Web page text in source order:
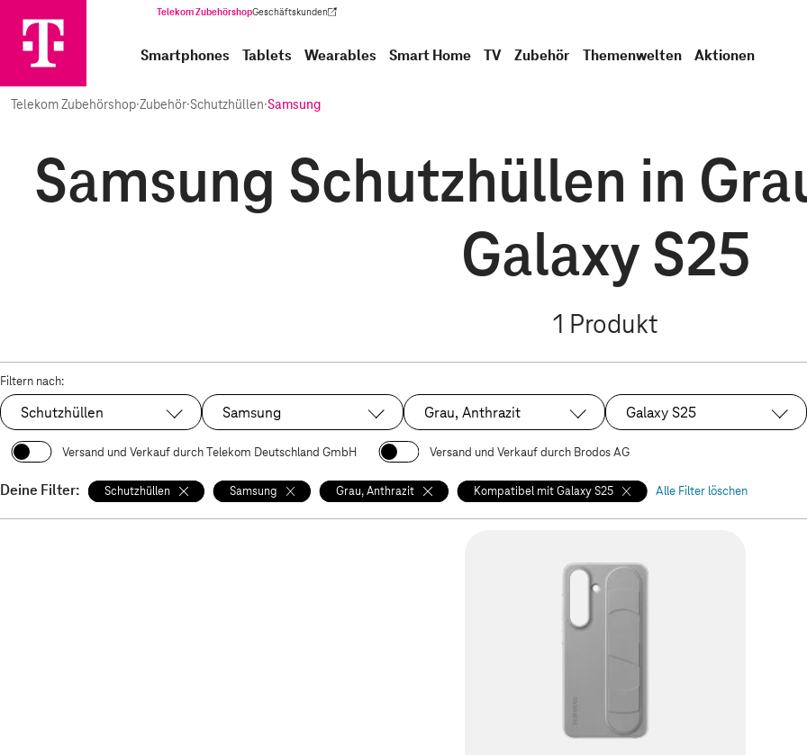
Telekom ZubehörshopGeschäftskunden
(Wird in einem neuen Tab geöffnet)
Smartphones Tablets Wearables Smart Home TV Zubehör Themenwelten Aktionen
Telekom Zubehörshop·Zubehör·Schutzhüllen·Samsung
Samsung Schutzhüllen in
Galaxy S25
1 Produkt
Filtern nach:
Ausgewählt:
Schutzhüllen Ausgewählt:
Samsung Ausgewählt:
Grau, Anthrazit Ausgewählt:
Galaxy S25
Versand und Verkauf durch Telekom Deutschland GmbH Versand und Verkauf durch Brodos AG
Deine Filter: Schutzhüllen Samsung Grau, Anthrazit Kompatibel mit Galaxy S25 Alle Filter löschen